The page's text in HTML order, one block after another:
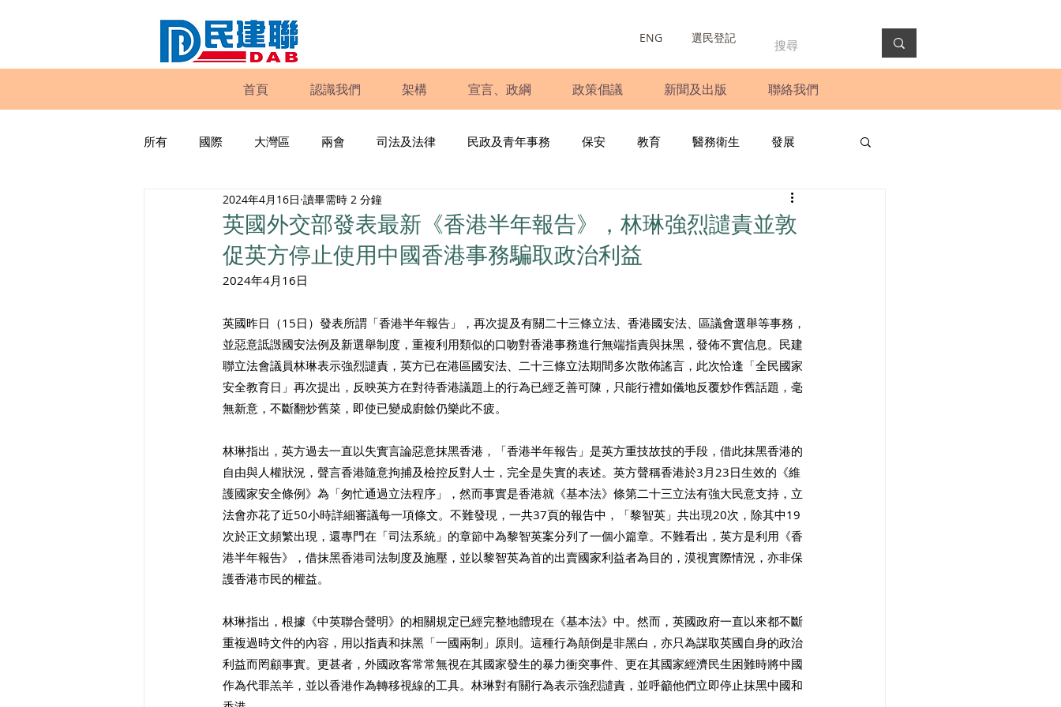
ENG 選民登記
首頁 認識我們 架構 宣言、政綱 政策倡議 新聞及出版 聯絡我們
所有 國際 大灣區 兩會 司法及法律 民政及青年事務 保安 教育 醫務衛生 發展
工商專業 家庭 圓桌會議
民建聯報告及建議書 調查 新冠肺炎 選舉 義工 民生
議會監察 區議會
英國外交部發表最新《香港半年報告》，林琳強烈譴責並敦
促英方停止使用中國香港事務騙取政治利益
2024年4月16日 讀畢需時 2 分鐘
2024年4月16日
英國昨日（15日）發表所謂「香港半年報告」，再次提及有關二十三條立法、香港國安法、區議會選舉等事務，
並惡意詆譭國安法例及新選舉制度，重複利用類似的口吻對香港事務進行無端指責與抹黑，發佈不實信息。民建
聯立法會議員林琳表示強烈譴責，英方已在港區國安法、二十三條立法期間多次散佈謠言，此次恰逢「全民國家
安全教育日」再次提出，反映英方在對待香港議題上的行為已經乏善可陳，只能行禮如儀地反覆炒作舊話題，毫
無新意，不斷翻炒舊菜，即使已變成廚餘仍樂此不疲。
林琳指出，英方過去一直以失實言論惡意抹黑香港，「香港半年報告」是英方重技故技的手段，借此抹黑香港的
自由與人權狀況，聲言香港隨意拘捕及檢控反對人士，完全是失實的表述。英方聲稱香港於3月23日生效的《維
護國家安全條例》為「匆忙通過立法程序」，然而事實是香港就《基本法》條第二十三立法有強大民意支持，立
法會亦花了近50小時詳細審議每一項條文。不難發現，一共37頁的報告中，「黎智英」共出現20次，除其中19
次於正文頻繁出現，還專門在「司法系統」的章節中為黎智英案分列了一個小篇章。不難看出，英方是利用《香
港半年報告》，借抹黑香港司法制度及施壓，並以黎智英為首的出賣國家利益者為目的，漠視實際情況，亦非保
護香港市民的權益。
林琳指出，根據《中英聯合聲明》的相關規定已經完整地體現在《基本法》中。然而，英國政府一直以來都不斷
重複過時文件的內容，用以指責和抹黑「一國兩制」原則。這種行為顛倒是非黑白，亦只為謀取英國自身的政治
利益而罔顧事實。更甚者，外國政客常常無視在其國家發生的暴力衝突事件、更在其國家經濟民生困難時將中國
作為代罪羔羊，並以香港作為轉移視線的工具。林琳對有關行為表示強烈譴責，並呼籲他們立即停止抹黑中國和